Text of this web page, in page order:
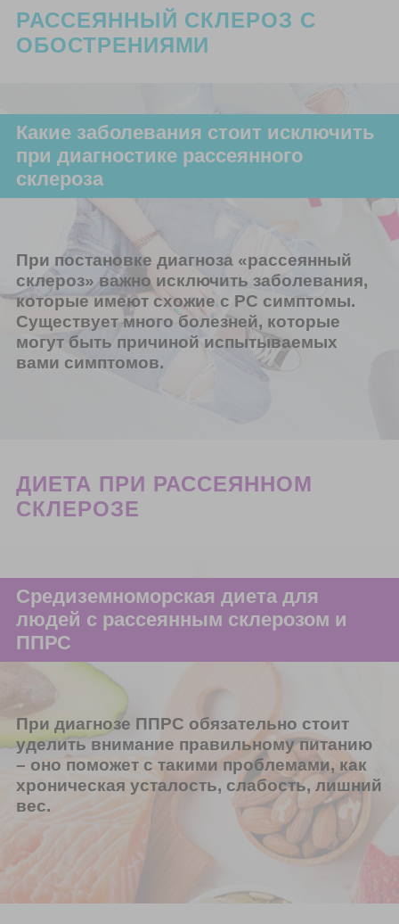
РАССЕЯННЫЙ СКЛЕРОЗ С
ОБОСТРЕНИЯМИ
Какие заболевания стоит исключить
при диагностике рассеянного
склероза
При постановке диагноза «рассеянный
склероз» важно исключить заболевания,
которые имеют схожие с РС симптомы.
Существует много болезней, которые
могут быть причиной испытываемых
вами симптомов.
ДИЕТА ПРИ РАССЕЯННОМ
СКЛЕРОЗЕ
Средиземноморская диета для
людей с рассеянным склерозом и
ППРС
При диагнозе ППРС обязательно стоит
уделить внимание правильному питанию
– оно поможет с такими проблемами, как
хроническая усталость, слабость, лишний
вес.